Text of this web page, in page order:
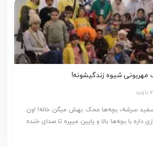
مهربونی شیوه زندگیشونه!
سرشه، بچه‌ها محک بهش می­گن خاله! اون
داره با بچه­‌ها بالا و پایین می­­پره تا صدای خنده